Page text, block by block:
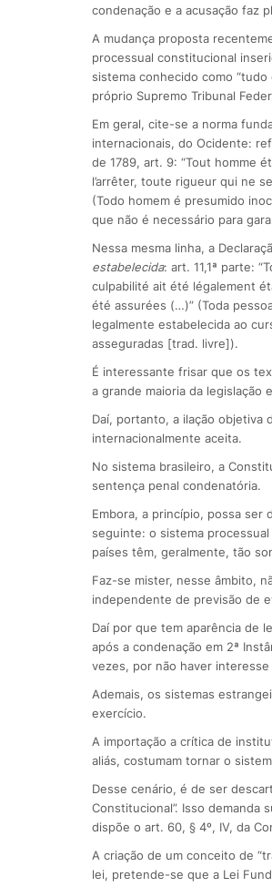
condenação e a acusação faz
A mudança proposta
processual constitucional
sistema conhecido como
próprio Supremo Tribunal
Em geral, cite-se a norma
internacionais, do Ocidente:
de 1789, art. 9: “Tout homme
l’arrêter, toute rigueur qui ne
(Todo homem é presumido
que não é necessário para
Nessa mesma linha, a
estabelecida: art. 11,1ª parte:
culpabilité ait été légalement
été assurées (…)” (Toda
legalmente estabelecida ao
asseguradas [trad. livre]).
É interessante frisar que os
a grande maioria da legislação
Daí, portanto, a ilação objetiva
internacionalmente aceita.
No sistema brasileiro, a
sentença penal condenatória.
Embora, a princípio, possa ser
seguinte: o sistema
países têm, geralmente, tão
Faz-se mister, nesse âmbito,
independente de previsão de
Daí por que tem aparência de
após a condenação em 2ª
vezes, por não haver
Ademais, os sistemas
exercício.
A importação a crítica de
aliás, costumam tornar o
Desse cenário, é de ser
Constitucional”. Isso demanda
dispõe o art. 60, § 4º, IV, da
A criação de um conceito de
lei, pretende-se que a Lei